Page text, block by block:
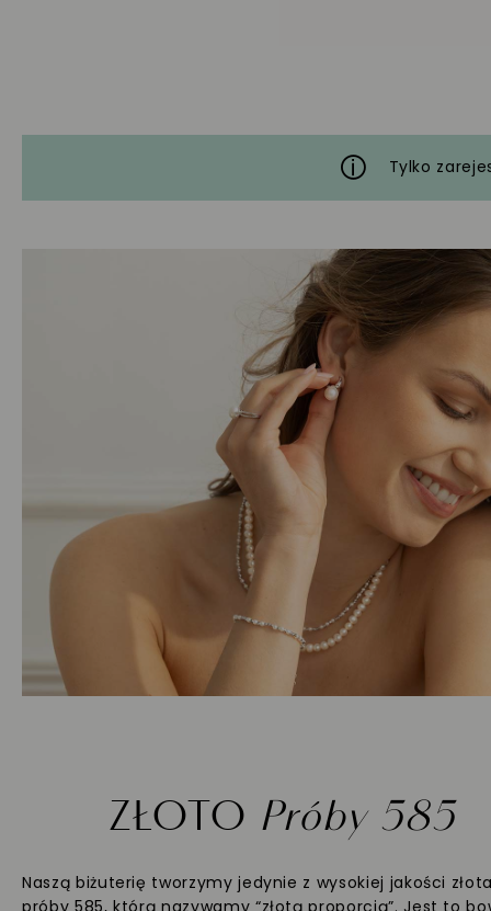
Tylko
ZŁOTO Próby 585
Naszą biżuterię tworzymy jedynie z wysokiej jakości